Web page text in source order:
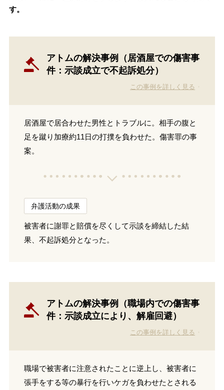
す。
アトムの解決事例（居酒屋での傷害事
件：示談成立で不起訴処分）
この事例を詳しく見る
居酒屋で居合わせた男性とトラブルに。相手の腹と
足を蹴り加療約11日の打撲を負わせた。傷害罪の事
案。
弁護活動の成果
被害者に謝罪と賠償を尽くして示談を締結した結
果、不起訴処分となった。
アトムの解決事例（職場内での傷害事
件：示談成立により、解雇回避）
この事例を詳しく見る
職場で被害者に注意されたことに逆上し、被害者に
張手をする等の暴行を行いケガを負わせたとされる